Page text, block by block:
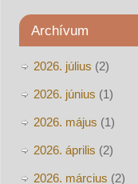
Archívum
2026. július (2)
2026. június (1)
2026. május (1)
2026. április (2)
2026. március (2)